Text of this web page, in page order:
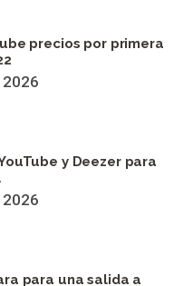
precios por primera
y Deezer para
para una salida a